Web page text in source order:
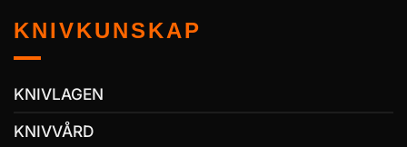
KNIVKUNSKAP
KNIVLAGEN
KNIVVÅRD